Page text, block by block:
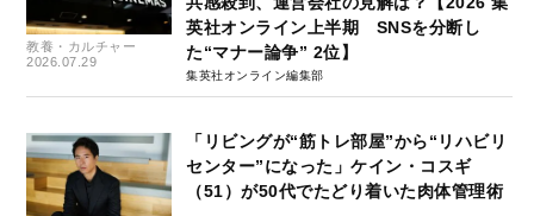
教養・カルチャー
2026.07.29
英社オンライン上半期 SNSを分断し
た“マナー論争” 2位】
集英社オンライン編集部
「リビングが“筋トレ部屋”から“リハビリ
センター”になった」ケイン・コスギ
（51）が50代でたどり着いた肉体管理術